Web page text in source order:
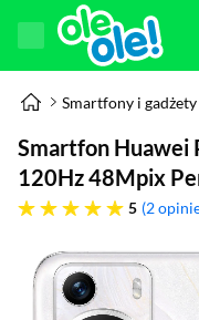
Smartfony i gadżety
Smartfon Huawei
120Hz 48Mpix
5
pięć gwiazdek 2